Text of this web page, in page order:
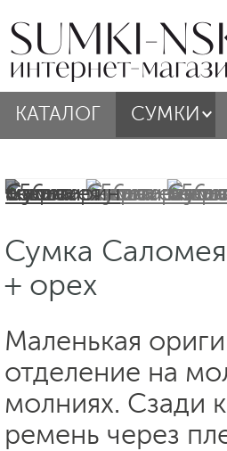
КАТАЛОГ СУМКИ
Сумка
+ орех
Маленькая
отделение на
молниях. Сзади
ремень через